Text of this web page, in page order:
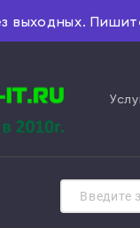
выходных.